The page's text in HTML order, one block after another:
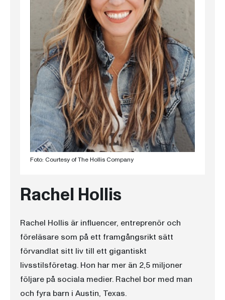
Foto: Courtesy of The Hollis Company
Rachel Hollis
Rachel Hollis är influencer, entreprenör och
föreläsare som på ett framgångsrikt sätt
förvandlat sitt liv till ett gigantiskt
livsstilsföretag. Hon har mer än 2,5 miljoner
följare på sociala medier. Rachel bor med man
och fyra barn i Austin, Texas.